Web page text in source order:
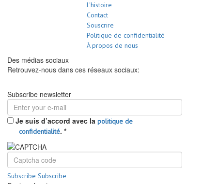
L'histoire
Contact
Souscrire
Politique de confidentialité
À propos de nous
Des médias sociaux
Retrouvez-nous dans ces réseaux sociaux:
Subscribe newsletter
Je suis d’accord avec la politique de
confidentialité. *
Subscribe Subscribe